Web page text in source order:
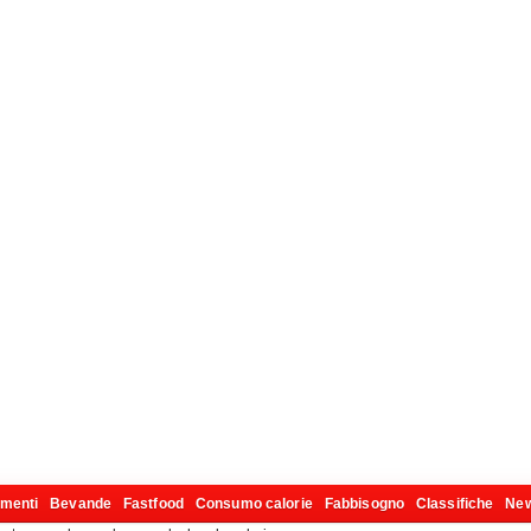
Bevande Fastfood Consumo calorie Fabbisogno Classifiche